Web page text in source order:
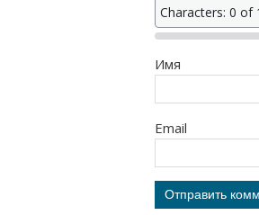
Characters: 0 of
Имя
Email